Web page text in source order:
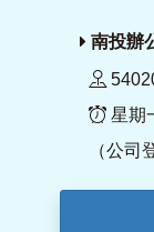
南投辦
星期
（公司